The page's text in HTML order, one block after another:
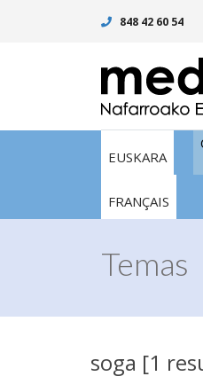
848 42 60 54
EUSKARA
FRANÇAIS
Temas
soga [1